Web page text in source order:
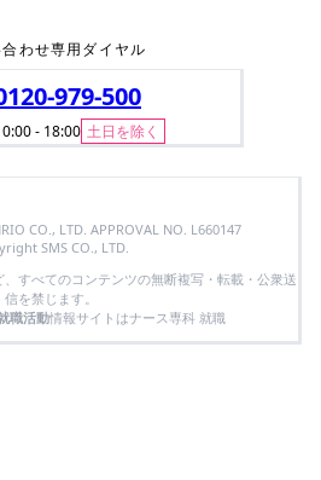
わせ専用ダイヤル
979-500
- 18:00 土日を除く
CO., LTD. APPROVAL NO. L660147
SMS CO., LTD.
すべてのコンテンツの無断複写・転載・公衆送
信を禁じます。
職活動情報サイトはナース専科 就職